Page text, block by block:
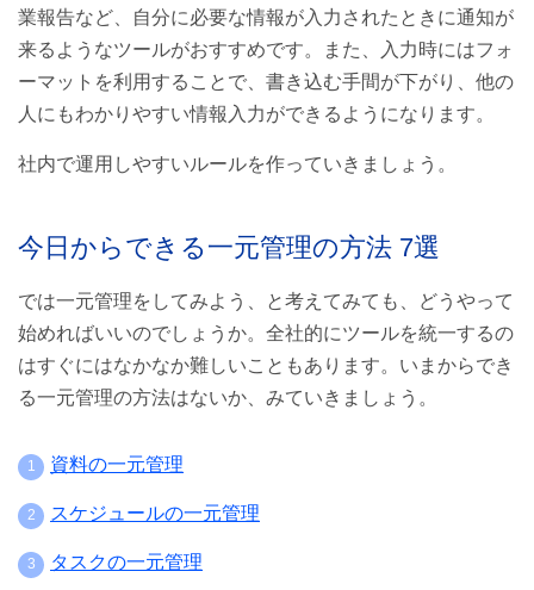
業報告など、自分に必要な情報が入力されたときに通知が
来るようなツールがおすすめです。また、入力時にはフォ
ーマットを利用することで、書き込む手間が下がり、他の
人にもわかりやすい情報入力ができるようになります。
社内で運用しやすいルールを作っていきましょう。
今日からできる一元管理の方法 7選
では一元管理をしてみよう、と考えてみても、どうやって
始めればいいのでしょうか。全社的にツールを統一するの
はすぐにはなかなか難しいこともあります。いまからでき
る一元管理の方法はないか、みていきましょう。
資料の一元管理
スケジュールの一元管理
タスクの一元管理